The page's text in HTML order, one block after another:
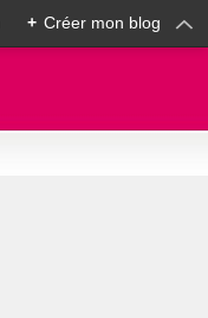
+ Créer mon blog